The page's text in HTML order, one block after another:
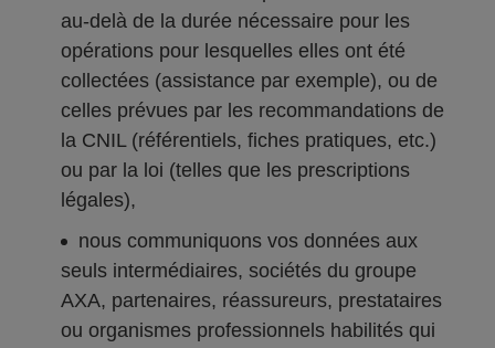
au-delà de la durée nécessaire pour les
opérations pour lesquelles elles ont été
collectées (assistance par exemple), ou de
celles prévues par les recommandations de
la CNIL (référentiels, fiches pratiques, etc.)
ou par la loi (telles que les prescriptions
légales),
nous communiquons vos données aux
seuls intermédiaires, sociétés du groupe
AXA, partenaires, réassureurs, prestataires
ou organismes professionnels habilités qui